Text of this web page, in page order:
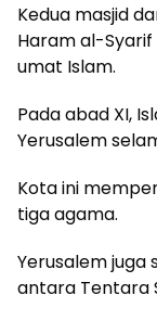
Kedua masjid
Haram al-
umat Islam.
Pada abad XI,
Yerusalem
Kota ini
tiga agama.
Yerusalem juga
antara Tentara